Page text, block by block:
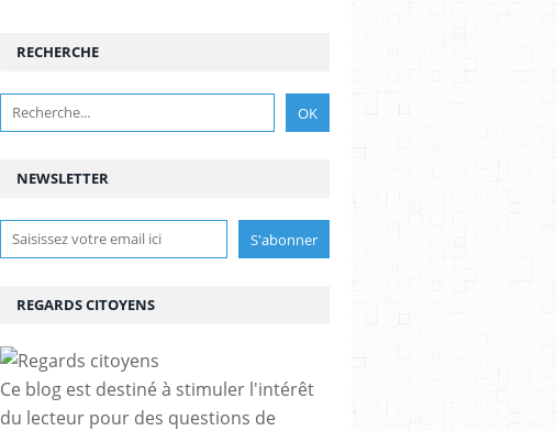
NEWSLETTER
RECHERCHE
REGARDS CITOYENS
Ce blog est destiné à stimuler l'intérêt
du lecteur pour des questions de